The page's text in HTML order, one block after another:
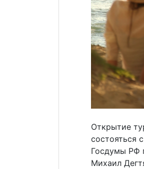
Открытие
состояться
Госдумы РФ
Михаил